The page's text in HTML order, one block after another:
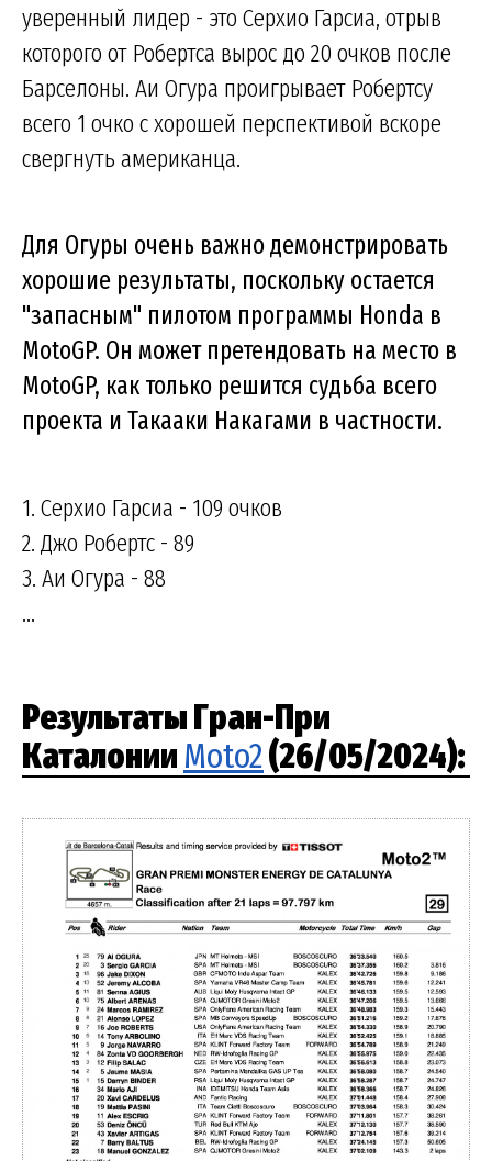
уверенный лидер - это Серхио Гарсиа, отрыв
которого от Робертса вырос до 20 очков после
Барселоны. Аи Огура проигрывает Робертсу
всего 1 очко с хорошей перспективой вскоре
свергнуть американца.
Для Огуры очень важно демонстрировать
хорошие результаты, поскольку остается
"запасным" пилотом программы Honda в
MotoGP. Он может претендовать на место в
MotoGP, как только решится судьба всего
проекта и Такааки Накагами в частности.
1. Серхио Гарсиа - 109 очков
2. Джо Робертс - 89
3. Аи Огура - 88
...
Результаты Гран-При
Каталонии Moto2(26/05/2024):